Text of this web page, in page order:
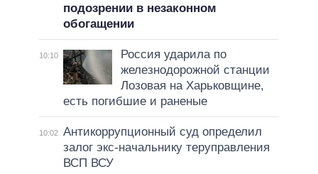
подозрении в незаконном
обогащении
10:10
Россия ударила по
железнодорожной станции
Лозовая на Харьковщине,
есть погибшие и раненые
10:02 Антикоррупционный суд определил
залог экс-начальнику теруправления
ВСП ВСУ